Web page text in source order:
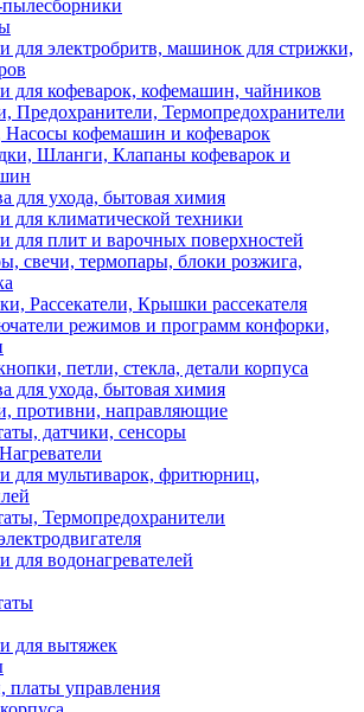
для электробритв, машинок для стрижки,
для кофеварок, кофемашин, чайников
Предохранители, Термопредохранители
кофемашин и кофеварок
Шланги, Клапаны кофеварок и
для ухода, бытовая химия
для климатической техники
для плит и варочных поверхностей
свечи, термопары, блоки розжига,
Рассекатели, Крышки рассекателя
режимов и программ конфорки,
петли, стекла, детали корпуса
для ухода, бытовая химия
противни, направляющие
датчики, сенсоры
для мультиварок, фритюрниц,
Термопредохранители
для водонагревателей
для вытяжек
платы управления